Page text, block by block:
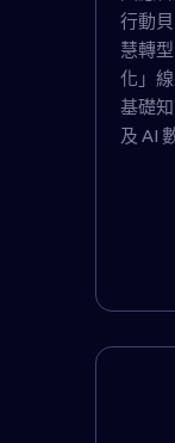
行動
慧轉
化」
基礎
及 AI